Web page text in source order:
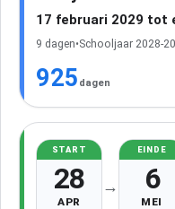
17 februari 2029 tot
9 dagen•Schooljaar 2028-
925 dagen
START
28
APR
→
EINDE
6
MEI